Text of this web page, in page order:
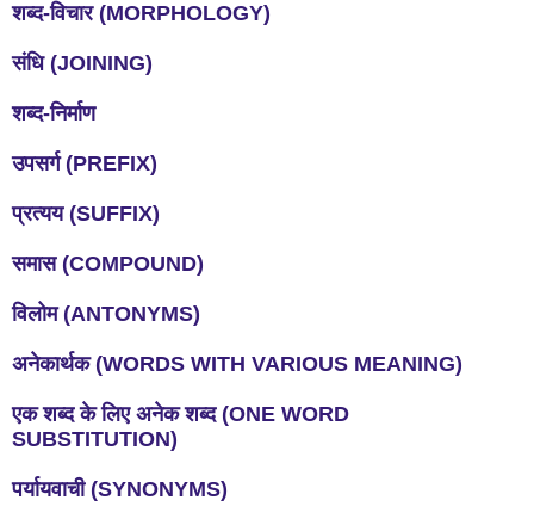
शब्द-विचार(MORPHOLOGY)
संधि(JOINING)
शब्द-निर्माण
उपसर्ग(PREFIX)
प्रत्यय(SUFFIX)
समास (COMPOUND)
विलोम(ANTONYMS)
अनेकार्थक(WORDS WITH VARIOUS MEANING)
एक शब्द के लिए अनेक शब्द(ONE WORD
SUBSTITUTION)
पर्यायवाची(SYNONYMS)